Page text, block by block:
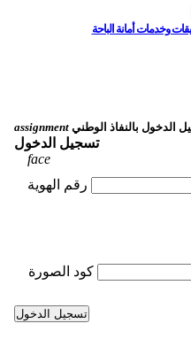
وخدمات أمانة الباحة
assignment الدخول بالنفاذ الوطني
تسجيل الدخول
face
رقم الهوية
كود الصورة
تسجيل الدخول